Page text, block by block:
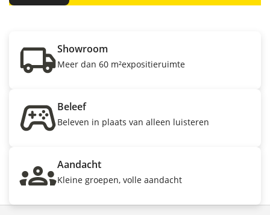
Showroom
Meer dan 60 m²expositieruimte
Beleef
Beleven in plaats van alleen luisteren
Aandacht
Kleine groepen, volle aandacht